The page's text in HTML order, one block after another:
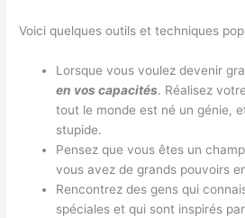
Voici quelques outils et techniques
Lorsque vous voulez devenir
en vos capacités. Réalisez
tout le monde est né un génie,
stupide.
Pensez que vous êtes un
vous avez de grands pouvoirs
Rencontrez des gens qui
spéciales et qui sont inspirés